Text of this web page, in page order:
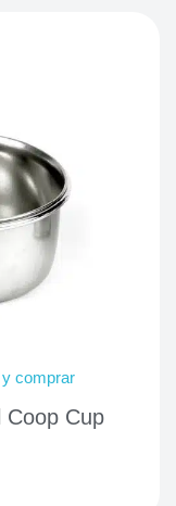
comprar
Coop Cup